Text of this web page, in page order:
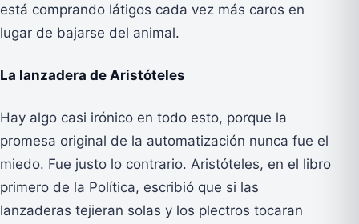
está comprando látigos cada vez más caros en
lugar de bajarse del animal.
La lanzadera de Aristóteles
Hay algo casi irónico en todo esto, porque la
promesa original de la automatización nunca fue el
miedo. Fue justo lo contrario. Aristóteles, en el libro
primero de la Política, escribió que si las
lanzaderas tejieran solas y los plectros tocaran